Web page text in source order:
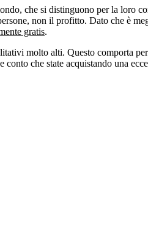
che si distinguono per la loro
non il profitto. Dato che è
gratis.
molto alti. Questo comporta
conto che state acquistando una